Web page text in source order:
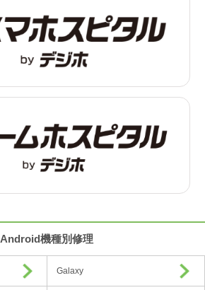
Android機種別修理
Galaxy